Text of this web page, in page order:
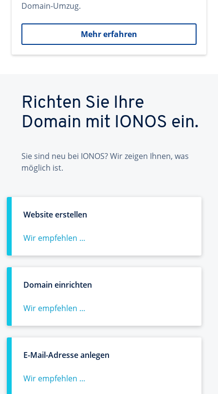
Domain-Umzug.
Mehr erfahren
Richten Sie Ihre
Domain mit IONOS ein.
Sie sind neu bei IONOS? Wir zeigen Ihnen, was
möglich ist.
Website erstellen
Wir empfehlen ...
Domain einrichten
Wir empfehlen ...
E-Mail-Adresse anlegen
Wir empfehlen ...